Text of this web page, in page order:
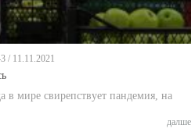
/ 11.11.2021
в мире свирепствует пандемия, на
далше